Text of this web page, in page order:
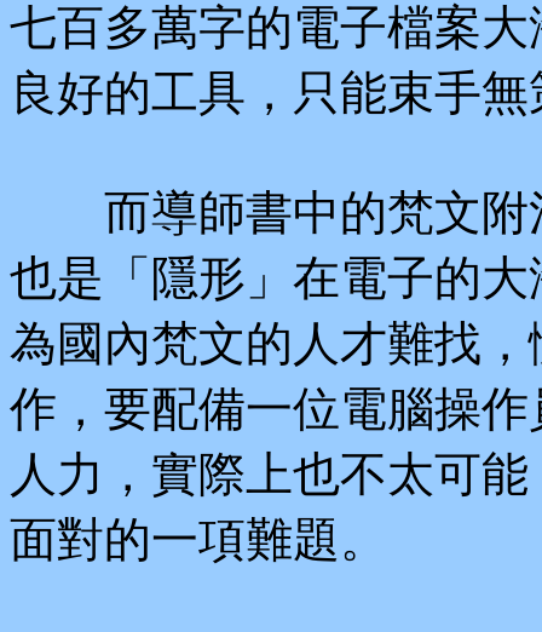
七百多萬字的電子檔案
良好的工具，只能束手
而導師書中的梵文附
也是「隱形」在電子的
為國內梵文的人才難找
作，要配備一位電腦操
人力，實際上也不太可
面對的一項難題。